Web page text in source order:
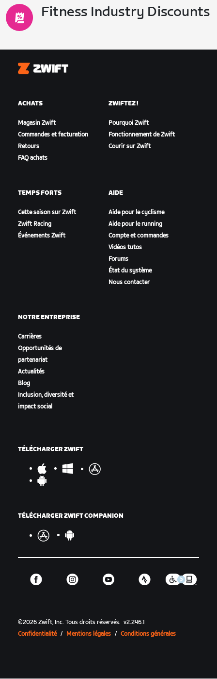
Fitness Industry Discounts
Zwift
ACHATS
Magasin Zwift
Commandes et facturation
Retours
FAQ achats
ZWIFTEZ !
Pourquoi Zwift
Fonctionnement de Zwift
Courir sur Zwift
TEMPS FORTS
Cette saison sur Zwift
Zwift Racing
Événements Zwift
AIDE
Aide pour le cyclisme
Aide pour le running
Compte et commandes
Vidéos tutos
Forums
État du système
Nous contacter
NOTRE ENTREPRISE
Carrières
Opportunités de
partenariat
Actualités
Blog
Inclusion, diversité et
impact social
TÉLÉCHARGER ZWIFT
TÉLÉCHARGER ZWIFT COMPANION
©2026 Zwift, Inc.Tous droits réservés. v2.246.1
Confidentialité / Mentions légales / Conditions générales